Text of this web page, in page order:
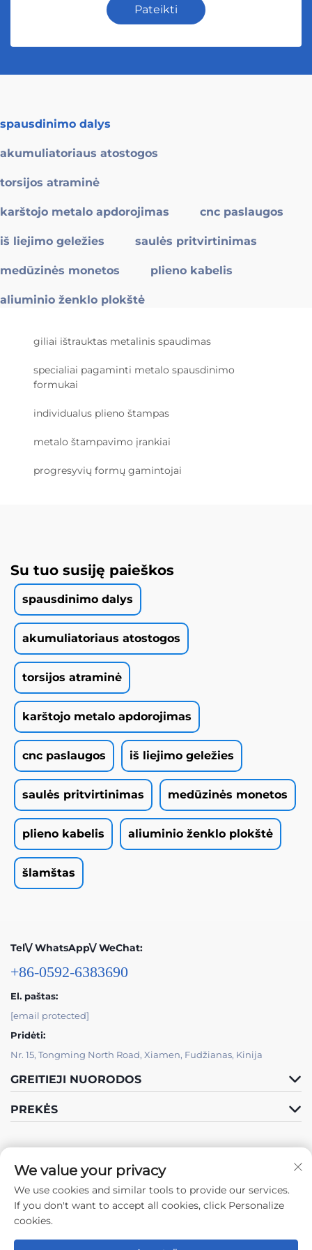
Pateikti
spausdinimo dalys
akumuliatoriaus atostogos
torsijos atraminė
karštojo metalo apdorojimas cnc paslaugos
iš liejimo geležies saulės pritvirtinimas
medūzinės monetos plieno kabelis
aliuminio ženklo plokštė
giliai ištrauktas metalinis spaudimas
specialiai pagaminti metalo spausdinimo
formukai
individualus plieno štampas
metalo štampavimo įrankiai
progresyvių formų gamintojai
Su tuo susiję paieškos
spausdinimo dalys
akumuliatoriaus atostogos
torsijos atraminė
karštojo metalo apdorojimas
cnc paslaugos iš liejimo geležies
saulės pritvirtinimas medūzinės monetos
plieno kabelis aliuminio ženklo plokštė
šlamštas
Tel\/ WhatsApp\/ WeChat:
+86-0592-6383690
El. paštas:
[email protected]
Pridėti:
Nr. 15, Tongming North Road, Xiamen, Fudžianas, Kinija
GREITIEJI NUORODOS
PREKĖS
Sekite mus
We value your privacy
We use cookies and similar tools to provide our services.
If you don't want to accept all cookies, click Personalize
cookies.